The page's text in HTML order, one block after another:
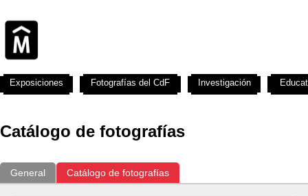
Catálogo de fotografías
General Catálogo de fotografías
Exposiciones Fotografías del CdF Investigación